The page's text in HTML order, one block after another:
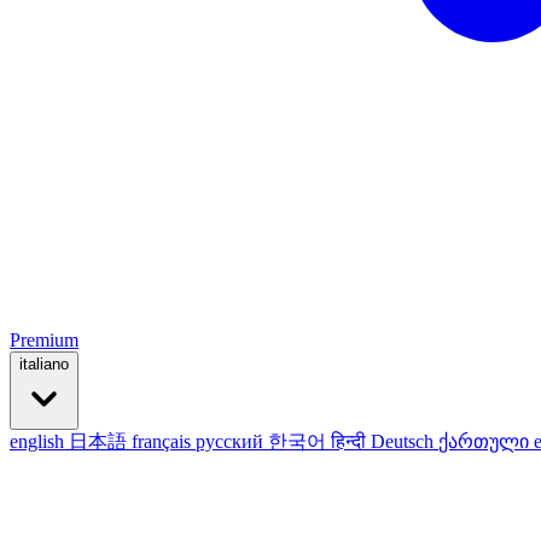
Premium
italiano
english 日本語 français русский 한국어हिन्दी Deutsch ქართული